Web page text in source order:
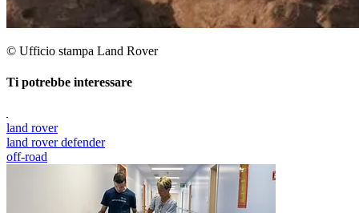
© Ufficio stampa Land Rover
Ti potrebbe interessare
land rover
land rover defender
off-road